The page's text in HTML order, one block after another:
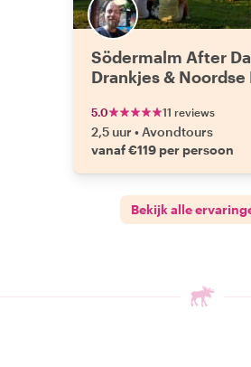
Södermalm After
Drankjes & Noordse
5.0 11 reviews
2,5 uur • Avondtours
vanaf €119 per persoon
Bekijk alle